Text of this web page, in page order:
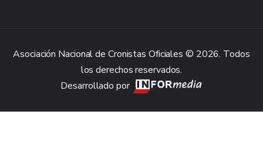
Asociación Nacional de Cronistas Oficiales © 2026. Todos
los derechos reservados.
Desarrollado por